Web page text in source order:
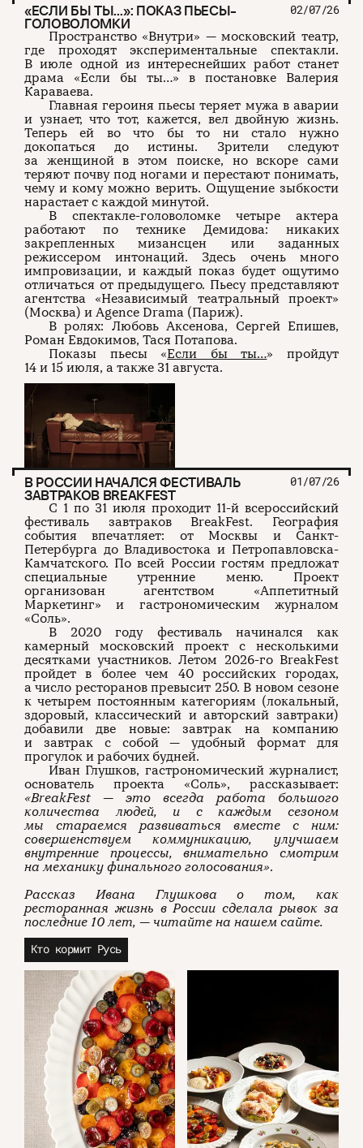
«ЕСЛИ БЫ ТЫ…»: ПОКАЗ ПЬЕСЫ-
ГОЛОВОЛОМКИ
02/07/26
Пространство «Внутри» — московский театр,
где проходят экспериментальные спектакли.
В июле одной из интереснейших работ станет
драма «Если бы ты…» в постановке Валерия
Караваева.
Главная героиня пьесы теряет мужа в аварии
и узнает, что тот, кажется, вел двойную жизнь.
Теперь ей во что бы то ни стало нужно
докопаться до истины. Зрители следуют
за женщиной в этом поиске, но вскоре сами
теряют почву под ногами и перестают понимать,
чему и кому можно верить. Ощущение зыбкости
нарастает с каждой минутой.
В спектакле-головоломке четыре актера
работают по технике Демидова: никаких
закрепленных мизансцен или заданных
режиссером интонаций. Здесь очень много
импровизации, и каждый показ будет ощутимо
отличаться от предыдущего. Пьесу представляют
агентства «Независимый театральный проект»
(Москва) и Agence Drama (Париж).
В ролях: Любовь Аксенова, Сергей Епишев,
Роман Евдокимов, Тася Потапова.
Показы пьесы «Если бы ты…» пройдут
14 и 15 июля, а также 31 августа.
В РОССИИ НАЧАЛСЯ ФЕСТИВАЛЬ
ЗАВТРАКОВ BREAKFEST
01/07/26
С 1 по 31 июля проходит 11-й всероссийский
фестиваль завтраков BreakFest. География
события впечатляет: от Москвы и Санкт-
Петербурга до Владивостока и Петропавловска-
Камчатского. По всей России гостям предложат
специальные утренние меню. Проект
организован агентством «Аппетитный
Маркетинг» и гастрономическим журналом
«Соль».
В 2020 году фестиваль начинался как
камерный московский проект с несколькими
десятками участников. Летом 2026-го BreakFest
пройдет в более чем 40 российских городах,
а число ресторанов превысит 250. В новом сезоне
к четырем постоянным категориям (локальный,
здоровый, классический и авторский завтраки)
добавили две новые: завтрак на компанию
и завтрак с собой — удобный формат для
прогулок и рабочих будней.
Иван Глушков, гастрономический журналист,
основатель проекта «Соль», рассказывает:
«BreakFest — это всегда работа большого
количества людей, и с каждым сезоном
мы стараемся развиваться вместе с ним:
совершенствуем коммуникацию, улучшаем
внутренние процессы, внимательно смотрим
на механику финального голосования».
Рассказ Ивана Глушкова о том, как
ресторанная жизнь в России сделала рывок за
последние 10 лет, — читайте на нашем сайте.
Кто кормит Русь